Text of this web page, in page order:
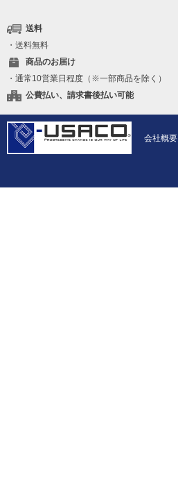
送料
・送料無料
商品のお届け
・通常10営業日程度（※一部商品を除く）
公費払い、請求書後払い可能
会社概要